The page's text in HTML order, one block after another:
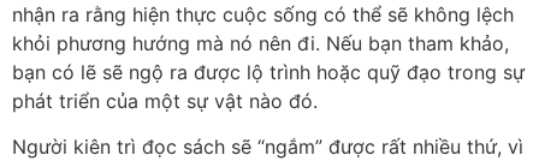
nhận ra rằng hiện thực cuộc sống có thể sẽ không lệch
khỏi phương hướng mà nó nên đi. Nếu bạn tham khảo,
bạn có lẽ sẽ ngộ ra được lộ trình hoặc quỹ đạo trong sự
phát triển của một sự vật nào đó.
Người kiên trì đọc sách sẽ “ngắm” được rất nhiều thứ, vì